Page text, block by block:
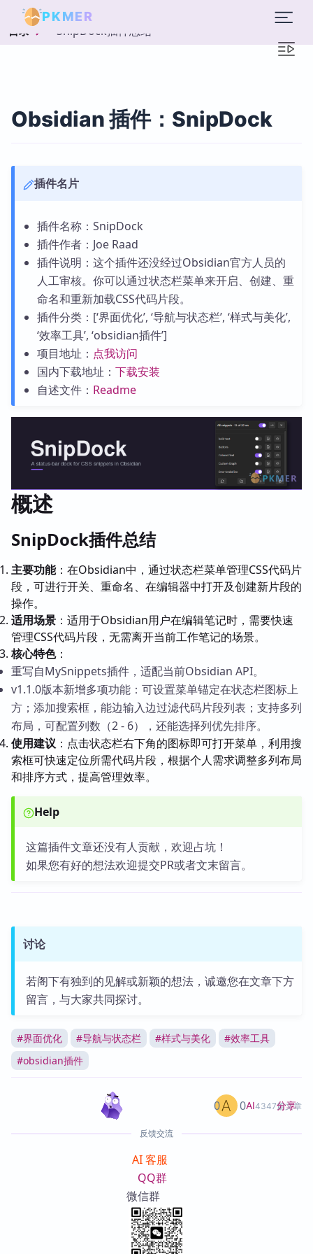
PKMER
目录 SnipDock插件总结
Obsidian 插件：SnipDock
插件名片
插件名称：SnipDock
插件作者：Joe Raad
插件说明：这个插件还没经过Obsidian官方人员的
人工审核。你可以通过状态栏菜单来开启、创建、重
命名和重新加载CSS代码片段。
插件分类：[‘界面优化’, ‘导航与状态栏’, ‘样式与美化’,
‘效率工具’, ‘obsidian插件’]
项目地址： 点我访问
国内下载地址： 下载安装
自述文件： Readme
概述
SnipDock插件总结
主要功能：在Obsidian中，通过状态栏菜单管理CSS代码片
段，可进行开关、重命名、在编辑器中打开及创建新片段的
操作。
适用场景 ：适用于Obsidian用户在编辑笔记时，需要快速
管理CSS代码片段，无需离开当前工作笔记的场景。
核心特色：
重写自MySnippets插件，适配当前Obsidian API。
v1.1.0版本新增多项功能：可设置菜单锚定在状态栏图标上
方；添加搜索框，能边输入边过滤代码片段列表；支持多列
布局，可配置列数（2 - 6），还能选择列优先排序。
使用建议 ：点击状态栏右下角的图标即可打开菜单，利用搜
索框可快速定位所需代码片段，根据个人需求调整多列布局
和排序方式，提高管理效率。
Help
这篇插件文章还没有人贡献，欢迎占坑！
如果您有好的想法欢迎提交PR或者文末留言。
讨论
若阁下有独到的见解或新颖的想法，诚邀您在文章下方
留言，与大家共同探讨。
#界面优化 #导航与状态栏 #样式与美化 #效率工具
#obsidian插件
AI4347篇文章
0 0 分享
反馈交流
AI 客服
QQ群
微信群